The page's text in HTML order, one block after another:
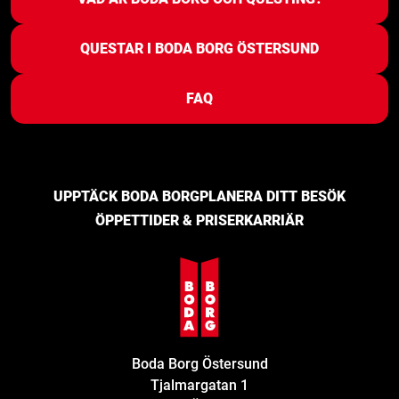
QUESTAR I BODA BORG ÖSTERSUND
FAQ
UPPTÄCK BODA BORGPLANERA DITT BESÖK
ÖPPETTIDER & PRISERKARRIÄR
Boda Borg Östersund
Tjalmargatan 1